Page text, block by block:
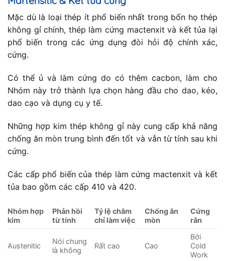
Mặc dù là loại thép ít phổ biến nhất trong bốn họ thép
không gỉ chính, thép làm cứng mactenxit và kết tủa lại
phổ biến trong các ứng dụng đòi hỏi độ chính xác,
cứng.
Có thể ủ và làm cứng do có thêm cacbon, làm cho
Nhóm này trở thành lựa chọn hàng đầu cho dao, kéo,
dao cạo và dụng cụ y tế.
Những hợp kim thép không gỉ này cung cấp khả năng
chống ăn mòn trung bình đến tốt và vẫn từ tính sau khi
cứng.
Các cấp phổ biến của thép làm cứng mactenxit và kết
tủa bao gồm các cấp 410 và 420.
Nhóm hợp
kim
Phản hồi
từ tính
Tỷ lệ chăm
chỉ làm việc
Chống ăn
mòn
Cứng
rắn
Austenitic
Nói chung
là không
Rất cao Cao
Bởi
Cold
Work